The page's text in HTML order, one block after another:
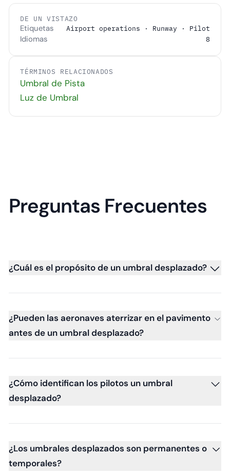
DE UN VISTAZO
Etiquetas Airport operations · Runway · Pilot
Idiomas 8
TÉRMINOS RELACIONADOS
Umbral de Pista
Luz de Umbral
Preguntas Frecuentes
¿Cuál es el propósito de un umbral desplazado?
¿Pueden las aeronaves aterrizar en el pavimento
antes de un umbral desplazado?
¿Cómo identifican los pilotos un umbral
desplazado?
¿Los umbrales desplazados son permanentes o
temporales?